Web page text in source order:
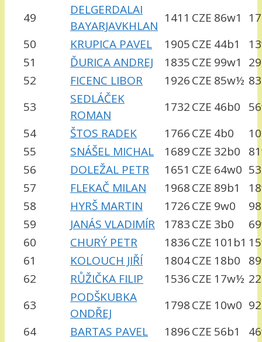
49
DELGERDALAI
BAYARJAVKHLAN
1411 CZE 86w1
50
KRUPICA PAVEL 1905CZE 44b1
51
ĎURICA ANDREJ 1835CZE 99w1
52
FICENC LIBOR 1926CZE 85w½
53
SEDLÁČEK
ROMAN
1732CZE 46b0
54
ŠTOS RADEK 1766CZE 4b0
55
SNÁŠEL MICHAL 1689CZE 32b0
56
DOLEŽAL PETR 1651 CZE 64w0
57
FLEKAČ MILAN 1968CZE 89b1
58
HYRŠ MARTIN 1726CZE 9w0
59
JANÁS VLADIMÍR 1783CZE 3b0
60
CHURÝ PETR 1836CZE 101b1
61
KOLOUCH JIŘÍ 1804CZE 18b0
62
RŮŽIČKA FILIP 1536CZE 17w½
63
PODŠKUBKA
ONDŘEJ
1798CZE 10w0
64
BARTAS PAVEL 1896CZE 56b1